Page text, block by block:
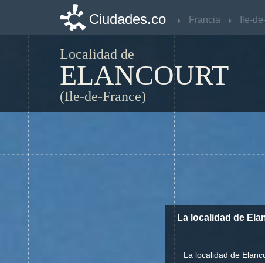
Ciudades.co Francia
Localidad de
ELANCOURT
(Ile-de-France)
La localidad de
La localidad de
Ciudades.co Francia